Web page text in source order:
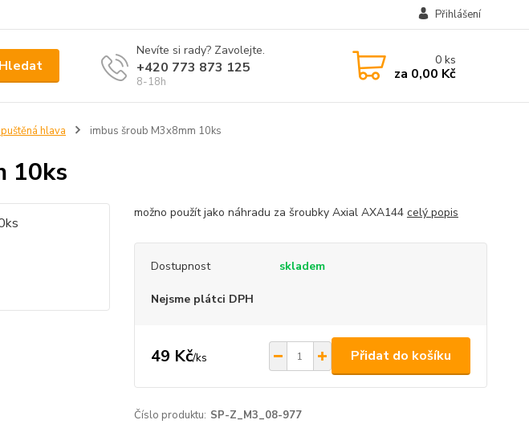
Přihlášení
Hledat
Nevíte si rady? Zavolejte.
+420 773 873 125
8-18h
0ks
za 0,00 Kč
hlava imbus šroub M3x8mm 10ks
10ks
možno použít jako náhradu za šroubky Axial AXA144 celý popis
Dostupnost skladem
Nejsme plátci DPH
49 Kč/ks Přidat do košíku
Číslo produktu: SP-Z_M3_08-977